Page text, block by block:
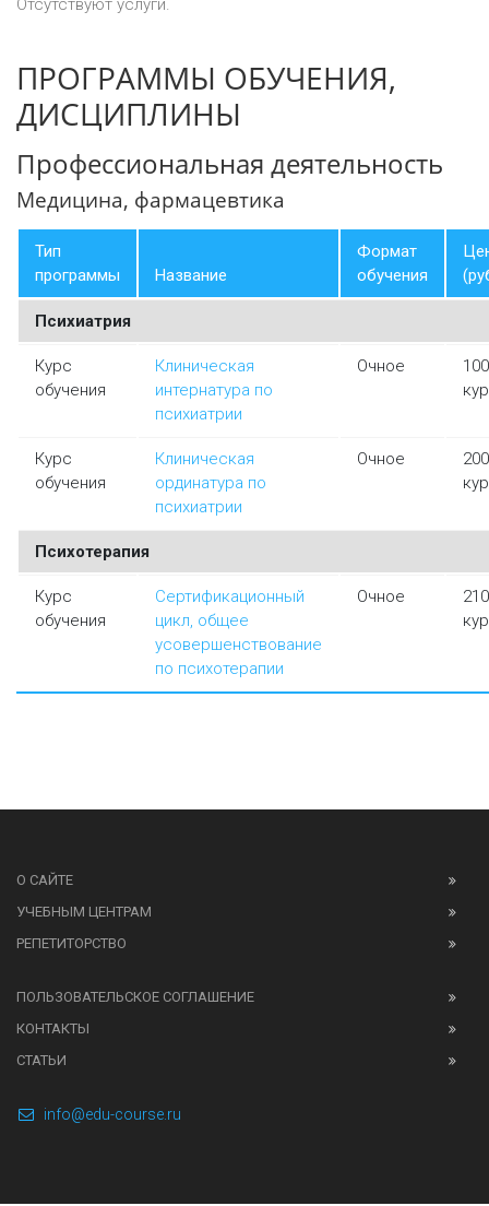
Отсутствуют услуги.
ПРОГРАММЫ ОБУЧЕНИЯ,
ДИСЦИПЛИНЫ
Профессиональная деятельность
Медицина, фармацевтика
Тип
программы
Название
Формат
обучения
Психиатрия
Курс
обучения
Клиническая
интернатура по
психиатрии
Очное
Курс
обучения
Клиническая
ординатура по
психиатрии
Очное
Психотерапия
Курс
обучения
Сертификационный
цикл, общее
усовершенствование
по психотерапии
Очное
О САЙТЕ
УЧЕБНЫМ ЦЕНТРАМ
РЕПЕТИТОРСТВО
ПОЛЬЗОВАТЕЛЬСКОЕ СОГЛАШЕНИЕ
КОНТАКТЫ
СТАТЬИ
info@edu-course.ru